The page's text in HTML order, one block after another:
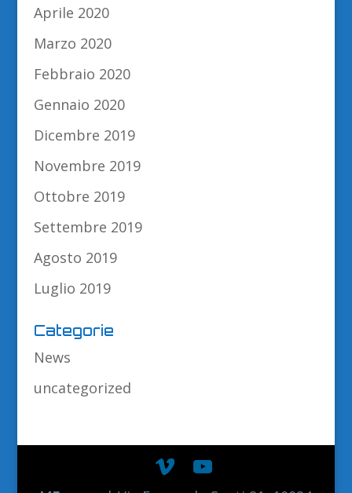
Aprile 2020
Marzo 2020
Febbraio 2020
Gennaio 2020
Dicembre 2019
Novembre 2019
Ottobre 2019
Settembre 2019
Agosto 2019
Luglio 2019
Categorie
News
uncategorized